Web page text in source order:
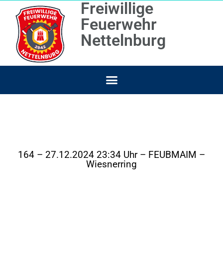
Freiwillige
Feuerwehr
Nettelnburg
164 – 27.12.2024 23:34 Uhr – FEUBMAIM –
Wiesnerring